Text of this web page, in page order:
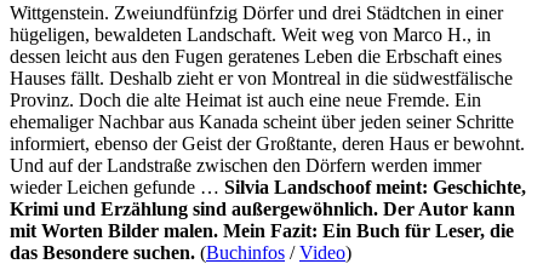
Wittgenstein. Zweiundfünfzig Dörfer und drei Städtchen in einer
hügeligen, bewaldeten Landschaft. Weit weg von Marco H., in
dessen leicht aus den Fugen geratenes Leben die Erbschaft eines
Hauses fällt. Deshalb zieht er von Montreal in die südwestfälische
Provinz. Doch die alte Heimat ist auch eine neue Fremde. Ein
ehemaliger Nachbar aus Kanada scheint über jeden seiner Schritte
informiert, ebenso der Geist der Großtante, deren Haus er bewohnt.
Und auf der Landstraße zwischen den Dörfern werden immer
wieder Leichen gefunde … Silvia Landschoof meint: Geschichte,
Krimi und Erzählung sind außergewöhnlich. Der Autor kann
mit Worten Bilder malen. Mein Fazit: Ein Buch für Leser, die
das Besondere suchen. (Buchinfos /Video)